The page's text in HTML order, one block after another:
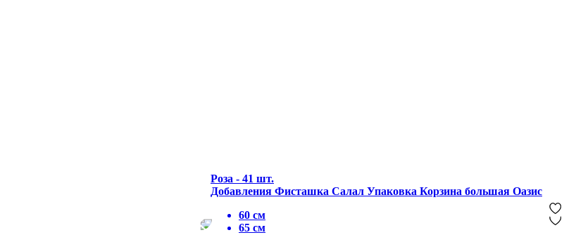
Роза - 41 шт.
Добавления Фисташка Салал Упаковка Корзина большая Оазис
60 см
65 см